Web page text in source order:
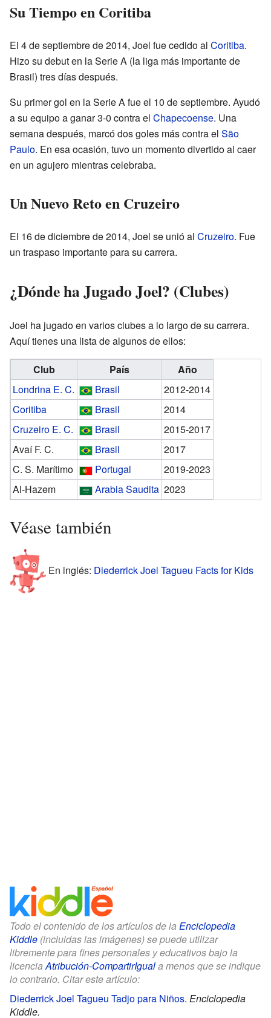
Su Tiempo en Coritiba
El 4 de septiembre de 2014, Joel fue cedido al Coritiba.
Hizo su debut en la Serie A (la liga más importante de
Brasil) tres días después.
Su primer gol en la Serie A fue el 10 de septiembre. Ayudó
a su equipo a ganar 3-0 contra el Chapecoense. Una
semana después, marcó dos goles más contra el São
Paulo. En esa ocasión, tuvo un momento divertido al caer
en un agujero mientras celebraba.
Un Nuevo Reto en Cruzeiro
El 16 de diciembre de 2014, Joel se unió al Cruzeiro. Fue
un traspaso importante para su carrera.
¿Dónde ha Jugado Joel? (Clubes)
Joel ha jugado en varios clubes a lo largo de su carrera.
Aquí tienes una lista de algunos de ellos:
Club País
Año
Londrina E. C.
Brasil
2012-2014
Coritiba
Brasil
2014
Cruzeiro E. C.
Brasil
2015-2017
Avaí F. C.
Brasil
2017
C. S. Marítimo
Portugal
2019-2023
Al-Hazem
Arabia Saudita 2023
Véase también
En inglés: Diederrick Joel Tagueu Facts for Kids
Todo el contenido de los artículos de la Enciclopedia
Kiddle (incluidas las imágenes) se puede utilizar
libremente para fines personales y educativos bajo la
licenciaAtribución-CompartirIguala menos que se indique
lo contrario. Citar este artículo:
Diederrick Joel Tagueu Tadjo para Niños. Enciclopedia
Kiddle.